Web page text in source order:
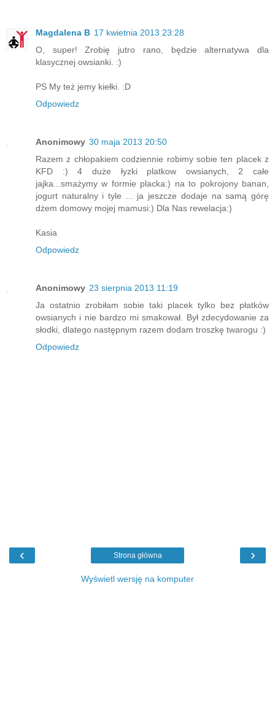
Magdalena B 17 kwietnia 2013 23:28
O, super! Zrobię jutro rano, będzie alternatywa dla
klasycznej owsianki. :)
PS My też jemy kiełki. :D
Odpowiedz
Anonimowy 30 maja 2013 20:50
Razem z chłopakiem codziennie robimy sobie ten placek z
KFD :) 4 duże łyzki platkow owsianych, 2 całe
jajka...smażymy w formie placka:) na to pokrojony banan,
jogurt naturalny i tyle ... ja jeszcze dodaje na samą górę
dżem domowy mojej mamusi:) Dla Nas rewelacja:)
Kasia
Odpowiedz
Anonimowy 23 sierpnia 2013 11:19
Ja ostatnio zrobiłam sobie taki placek tylko bez płatków
owsianych i nie bardzo mi smakował. Był zdecydowanie za
słodki, dlatego następnym razem dodam troszkę twarogu :)
Odpowiedz
‹ ›
Strona główna
Wyświetl wersję na komputer